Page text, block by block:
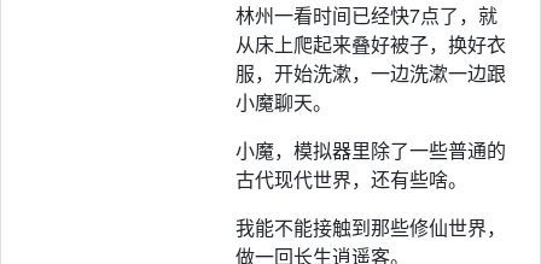
林州一看时间已经快7点了，就
从床上爬起来叠好被子，换好衣
服，开始洗漱，一边洗漱一边跟
小魔聊天。
小魔，模拟器里除了一些普通的
古代现代世界，还有些啥。
我能不能接触到那些修仙世界，
做一回长生逍遥客。